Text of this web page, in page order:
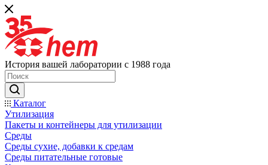
История вашей лаборатории с 1988 года
Каталог
Утилизация
Пакеты и контейнеры для утилизации
Среды
Среды сухие, добавки к средам
Среды питательные готовые